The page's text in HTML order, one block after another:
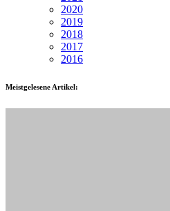
2020
2019
2018
2017
2016
Meistgelesene Artikel: